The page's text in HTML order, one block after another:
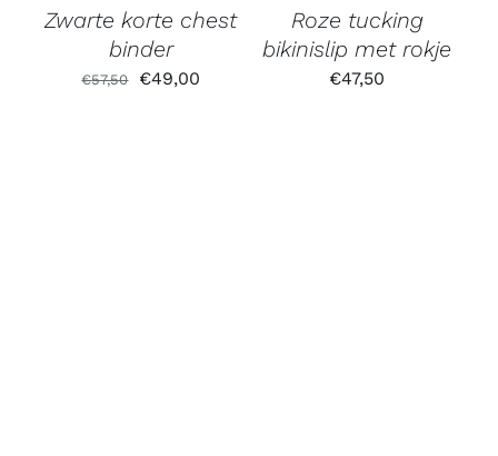
Zwarte korte chest
binder
€57,50
Oorspronkelijke
€49,00
Roze tucking
bikinislip met rokje
€47,50